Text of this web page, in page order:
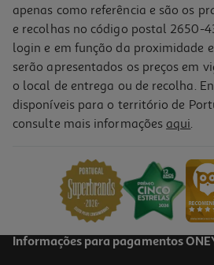
Refrigerante S/gas Auchan Tropical
apenas como referência e são os
e recolhas no código postal 2650-
login e em função da proximidade
serão apresentados os preços em
o local de entrega ou de recolha.
disponíveis para o território de
consulte mais informações aqui.
Informações para pagamentos